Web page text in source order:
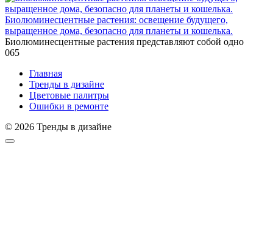
Биолюминесцентные растения: освещение будущего,
выращенное дома, безопасно для планеты и кошелька.
Биолюминесцентные растения представляют собой одно
065
Главная
Тренды в дизайне
Цветовые палитры
Ошибки в ремонте
© 2026 Тренды в дизайне